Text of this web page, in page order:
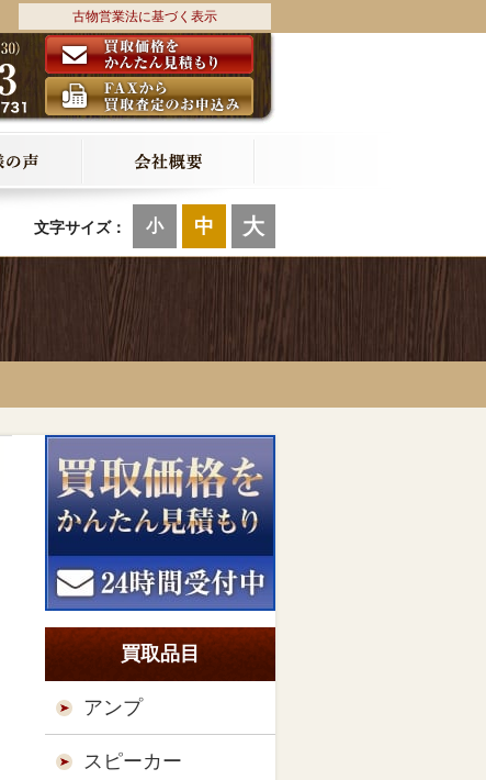
古物営業法に基づく表示
文字サイズ： 小 中 大
買取品目
アンプ
スピーカー